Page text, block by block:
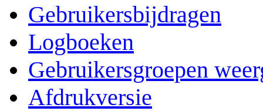
Gebruikersbijdragen
Logboeken
Gebruikersgroepen
Afdrukversie